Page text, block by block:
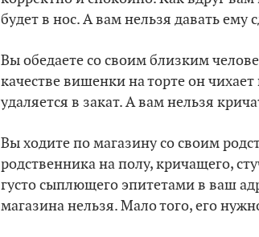
будет в нос. А вам нельзя давать ему
Вы обедаете со своим близким
качестве вишенки на торте он
удаляется в закат. А вам нельзя
Вы ходите по магазину со своим
родственника на полу, кричащего,
густо сыплющего эпитетами в ваш
магазина нельзя. Мало того, его